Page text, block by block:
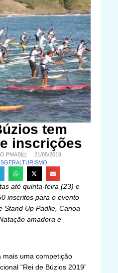
tem
inscrições
PMAB
21/05/2019
GERALTURISMO
até quinta-feira (23) e
inscritos para o evento
Stand Up Padlle, Canoa
amadora e
mais uma competição
“Rei de Búzios 2019”